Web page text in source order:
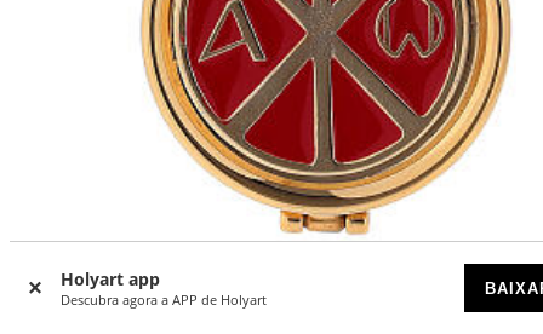
Holyart app
Descubra agora a APP de Holyart
Caixa de hóstias latão dourado com placa XP, Alfa e o